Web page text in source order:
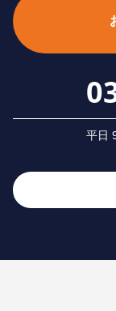
平⽇